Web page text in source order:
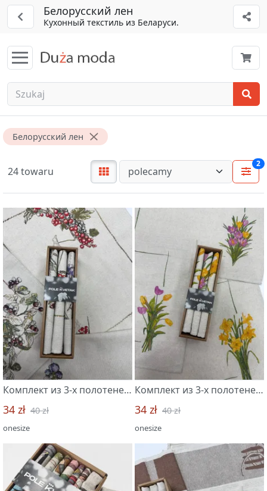
Белорусский лен
Кухонный текстиль из Беларуси.
Белорусский лен
24 towaru
2
Комплект из 3-х полотенец 45*60 "Ягодное лето -3"
34 zł 40 zł
onesize
Комплект из 3-х полотенец 46*60 "Букеты -3/"
34 zł 40 zł
onesize